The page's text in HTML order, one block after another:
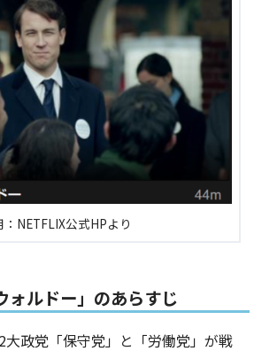
：NETFLIX公式HPより
ォルドー」のあらすじ
政党「保守党」と「労働党」が戦